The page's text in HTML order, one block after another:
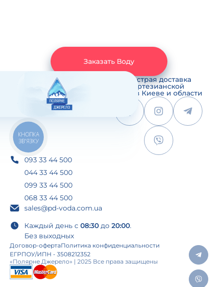
Быстрая доставка
артезианской
воды в Киеве и области
093 33 44 500
044 33 44 500
099 33 44 500
068 33 44 500
sales@pd-voda.com.ua
Каждый день с 08:30 до 20:00.
Без выходных
Заказать Воду
«Полярне Джерело» | 2025 Все права защищены
Договор-офертаПолитика конфиденциальности
ЕГРПОУ/ИПН - 3508212352
КНОПКА
ЗВ'ЯЗКУ